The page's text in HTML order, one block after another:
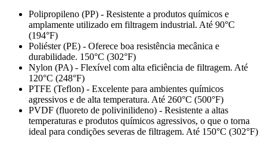
Polipropileno (PP) - Resistente a produtos químicos e
amplamente utilizado em filtragem industrial. Até 90°C
(194°F)
Poliéster (PE) - Oferece boa resistência mecânica e
durabilidade. 150°C (302°F)
Nylon (PA) - Flexível com alta eficiência de filtragem. Até
120°C (248°F)
PTFE (Teflon) - Excelente para ambientes químicos
agressivos e de alta temperatura. Até 260°C (500°F)
PVDF (fluoreto de polivinilideno) - Resistente a altas
temperaturas e produtos químicos agressivos, o que o torna
ideal para condições severas de filtragem. Até 150°C (302°F)